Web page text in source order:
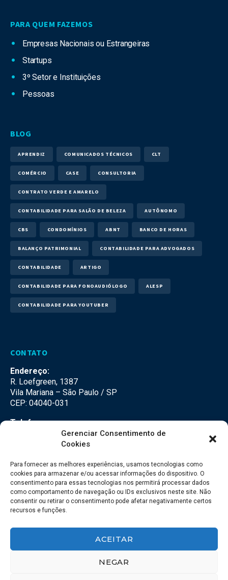
Gerenciar Consentimento de
Cookies
Para fornecer as melhores experiências, usamos tecnologias como
cookies para armazenar e/ou acessar informações do dispositivo. O
consentimento para essas tecnologias nos permitirá processar dados
como comportamento de navegação ou IDs exclusivos neste site. Não
consentir ou retirar o consentimento pode afetar negativamente certos
recursos e funções.
ACEITAR
NEGAR
PARA QUEM FAZEMOS
Empresas Nacionais ou Estrangeiras
Startups
3º Setor e Instituições
Pessoas
BLOG
APRENDIZ COMUNICADOS TÉCNICOS CLT
COMÉRCIO CASE CONSULTORIA
CONTRATO VERDE E AMARELO
CONTABILIDADE PARA SALÃO DE BELEZA AUTÔNOMO
CBS CONDOMÍNIOS ABNT BANCO DE HORAS
BALANÇO PATRIMONIAL CONTABILIDADE PARA ADVOGADOS
CONTABILIDADE ARTIGO
CONTABILIDADE PARA FONOAUDIÓLOGO ALESP
CONTABILIDADE PARA YOUTUBER
CONTATO
Endereço:
R. Loefgreen, 1387
Vila Mariana – São Paulo / SP
CEP: 04040-031
Telefone:
(11) 3500-3500
falecom@seteco.com.br
Redes Sociais